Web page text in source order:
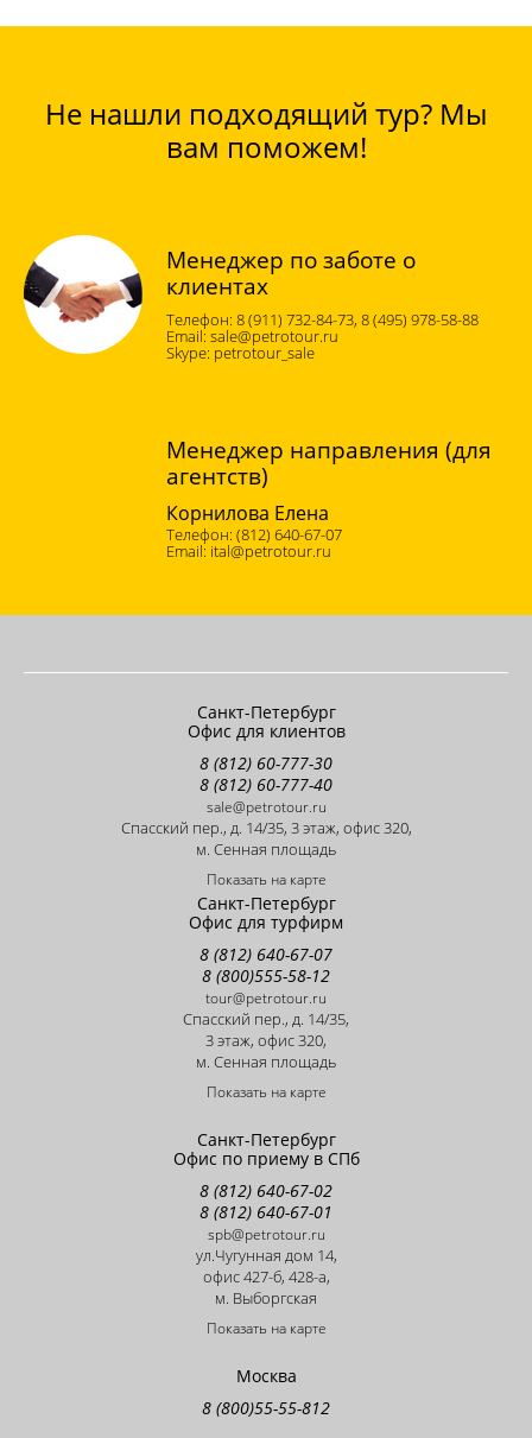
Не нашли подходящий тур? Мы
вам поможем!
Менеджер по заботе о
клиентах
8 (911) 732-84-73, 8 (495) 978-58-88
sale@petrotour.ru
petrotour_sale
Менеджер направления (для
агентств)
Корнилова Елена
(812) 640-67-07
ital@petrotour.ru
Санкт-Петербург
Офис для клиентов
8 (812) 60-777-30
8 (812) 60-777-40
sale@petrotour.ru
Cпасский пер., д. 14/35, 3 этаж, офис 320,
м. Сенная площадь
Показать на карте
Санкт-Петербург
Офис для турфирм
8 (812) 640-67-07
8 (800)555-58-12
tour@petrotour.ru
Cпасский пер., д. 14/35,
3 этаж, офис 320,
м. Сенная площадь
Показать на карте
Санкт-Петербург
Офис по приему в СПб
8 (812) 640-67-02
8 (812) 640-67-01
spb@petrotour.ru
ул.Чугунная дом 14,
офис 427-б, 428-a,
м. Выборгская
Показать на карте
Москва
8 (800)55-55-812